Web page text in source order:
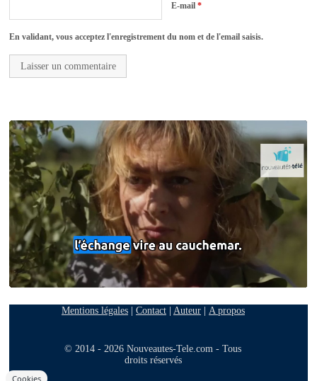
E-mail*
En validant, vous acceptez l'enregistrement du nom et de l'email saisis.
Mentions légales| Contact| Auteur| A propos
© 2014 - 2026 Nouveautes-Tele.com - Tous
droits réservés
Cookies